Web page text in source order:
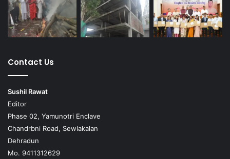
Contact Us
Sushil Rawat
Editor
Phase 02, Yamunotri Enclave
Chandrbni Road, Sewlakalan
Dehradun
Mo. 9411312629